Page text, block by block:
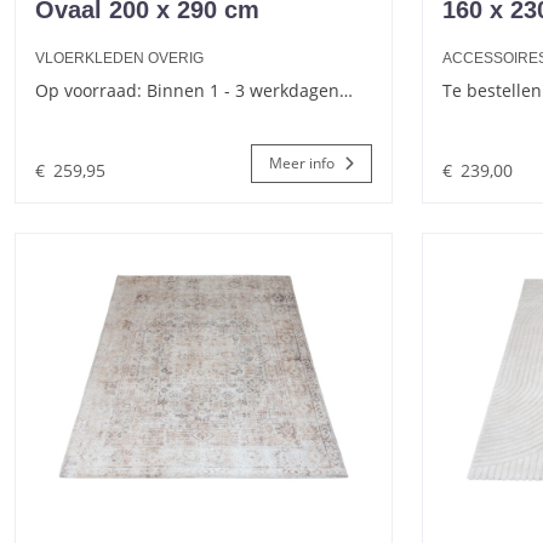
Ovaal 200 x 290 cm
VLOERKLEDEN OVERIG
Op voorraad: Binnen 1 - 3 werkdagen…
€ 259,95 Meer info
160 x
Te
€ 239,00